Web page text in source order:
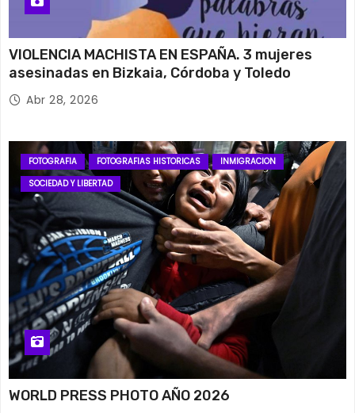
VIOLENCIA MACHISTA EN ESPAÑA. 3 mujeres
asesinadas en Bizkaia, Córdoba y Toledo
Abr 28, 2026
FOTOGRAFIA FOTOGRAFIAS HISTORICAS
INMIGRACION
SOCIEDAD Y LIBERTAD
WORLD PRESS PHOTO AÑO 2026